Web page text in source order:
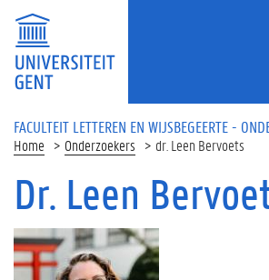
Overslaan en naar de inhoud gaan
FACULTEIT LETTEREN EN WIJSBEGEERTE -
Home Onderzoekers dr. Leen Bervoets
Dr. Leen